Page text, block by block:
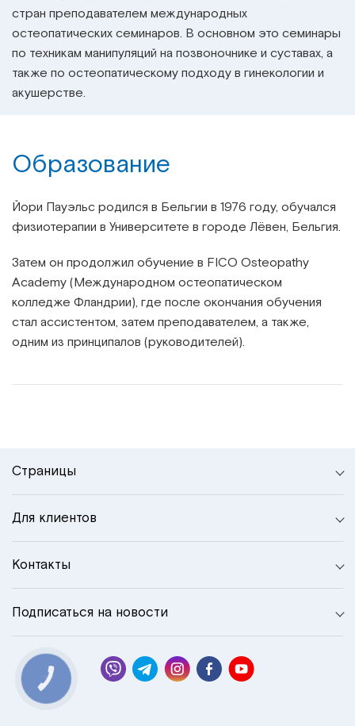
стран преподавателем международных
остеопатических семинаров. В основном это семинары
по техникам манипуляций на позвоночнике и суставах, а
также по остеопатическому подходу в гинекологии и
акушерстве.
Образование
Йори Пауэльс родился в Бельгии в 1976 году, обучался
физиотерапии в Университете в городе Лёвен, Бельгия.
Затем он продолжил обучение в FICO Osteopathy
Academy (Международном остеопатическом
колледже Фландрии), где после окончания обучения
стал ассистентом, затем преподавателем, а также,
одним из принципалов (руководителей).
Страницы
Для клиентов
Контакты
Подписаться на новости
КНОПКА
СВЯЗИ